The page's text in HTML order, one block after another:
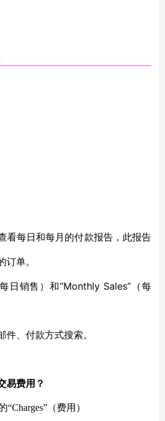
看每日和每月的付款报告，此报告
订单。
日销售）和“Monthly Sales”（每
件、付款方式搜索。
易费用？
“Charges”（费用）